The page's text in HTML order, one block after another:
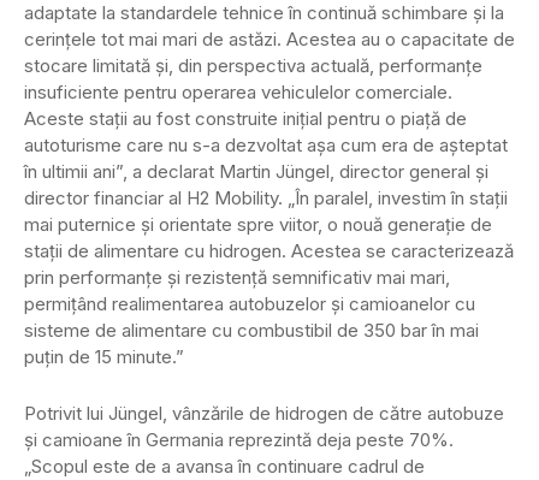
adaptate la standardele tehnice în continuă schimbare și la
cerințele tot mai mari de astăzi. Acestea au o capacitate de
stocare limitată și, din perspectiva actuală, performanțe
insuficiente pentru operarea vehiculelor comerciale.
Aceste stații au fost construite inițial pentru o piață de
autoturisme care nu s-a dezvoltat așa cum era de așteptat
în ultimii ani”, a declarat Martin Jüngel, director general și
director financiar al H2 Mobility. „În paralel, investim în stații
mai puternice și orientate spre viitor, o nouă generație de
stații de alimentare cu hidrogen. Acestea se caracterizează
prin performanțe și rezistență semnificativ mai mari,
permițând realimentarea autobuzelor și camioanelor cu
sisteme de alimentare cu combustibil de 350 bar în mai
puțin de 15 minute.”
Potrivit lui Jüngel, vânzările de hidrogen de către autobuze
și camioane în Germania reprezintă deja peste 70%.
„Scopul este de a avansa în continuare cadrul de